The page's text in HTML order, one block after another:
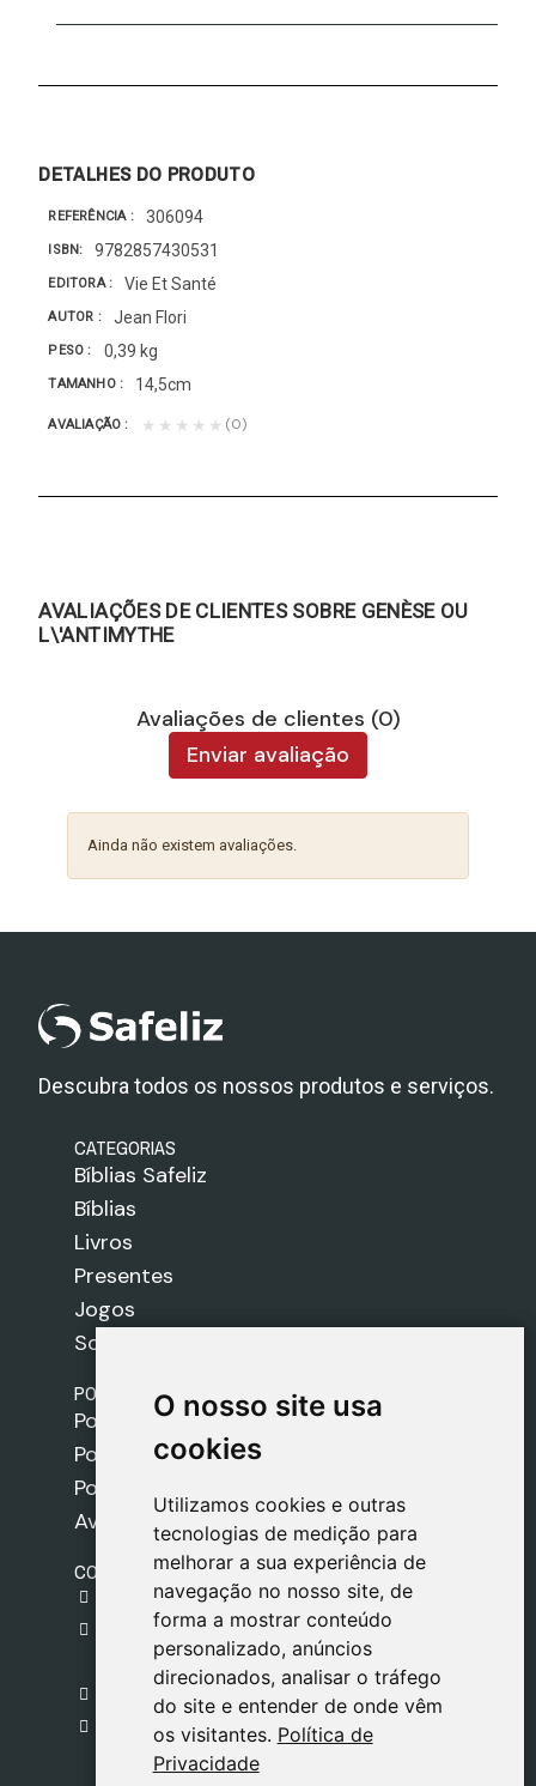
O nosso site usa
cookies
Utilizamos cookies e outras
tecnologias de medição para
melhorar a sua experiência de
navegação no nosso site, de
forma a mostrar conteúdo
personalizado, anúncios
direcionados, analisar o tráfego
do site e entender de onde vêm
os visitantes. Política de
Privacidade
O nosso site usa
cookies
Utilizamos cookies e outras
tecnologias de medição para
melhorar a sua experiência de
navegação no nosso site, de
forma a mostrar conteúdo
personalizado, anúncios
direcionados, analisar o tráfego
do site e entender de onde vêm
os visitantes. Política de
Privacidade
DETALHES DO PRODUTO
REFERÊNCIA 306094
ISBN 9782857430531
EDITORA Vie Et Santé
AUTOR Jean Flori
PESO 0,39 kg
TAMANHO 14,5cm
AVALIAÇÃO ★★★★★ (0)
AVALIAÇÕES DE CLIENTES SOBRE GENÈSE OU
L\'ANTIMYTHE
Avaliações de clientes (0)
Enviar avaliação
Ainda não existem avaliações.
Descubra todos os nossos produtos e serviços.
CATEGORIAS
Bíblias Safeliz
Bíblias
Livros
Presentes
Jogos
Sobre nós
POLÍTICAS
Política de Envios
Política de Cookies
Política de Privacidade
Aviso Legal
CONTACTO
gestion@safeliz.com
C. del Pradillo, 6, 28770 Colmenar Viejo,
Madrid
+34 918 459 877
Segunda a Sexta
09:00 - 13:00